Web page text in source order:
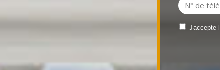
J'accepte